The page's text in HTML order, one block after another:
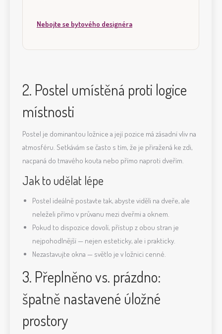
Nebojte se bytového designéra
2. Postel umístěná proti logice
místnosti
Postel je dominantou ložnice a její pozice má zásadní vliv na
atmosféru. Setkávám se často s tím, že je přiražená ke zdi,
nacpaná do tmavého kouta nebo přímo naproti dveřím.
Jak to udělat lépe
Postel ideálně postavte tak, abyste viděli na dveře, ale
neleželi přímo v průvanu mezi dveřmi a oknem.
Pokud to dispozice dovolí, přístup z obou stran je
nejpohodlnější — nejen esteticky, ale i prakticky.
Nezastavujte okna — světlo je v ložnici cenné.
3. Přeplněno vs. prázdno:
špatně nastavené úložné
prostory